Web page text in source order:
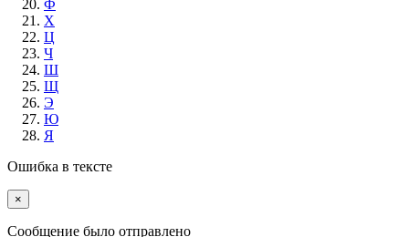
Ф
Х
Ц
Ч
Ш
Щ
Э
Ю
Я
Ошибка в тексте
×
Cообщение было отправлено